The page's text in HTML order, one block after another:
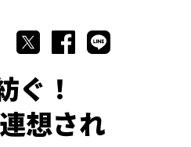
ぐ！
想され